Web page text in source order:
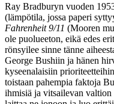
Ray Bradburyn vuoden
(lämpötila, jossa paperi
Fahrenheit 9/11 (Mooren
ole puolueeton, eikä edes
rönsyilee sinne tänne
George Bushiin ja hänen
kyseenalaisiin
toistaan pahempia faktoja
ihmisiä ja vitsailevan